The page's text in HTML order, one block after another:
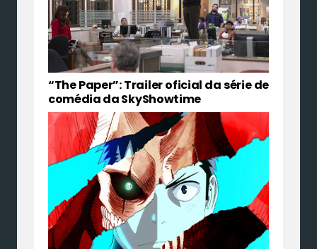
“The Paper”: Trailer oficial da série de
comédia da SkyShowtime